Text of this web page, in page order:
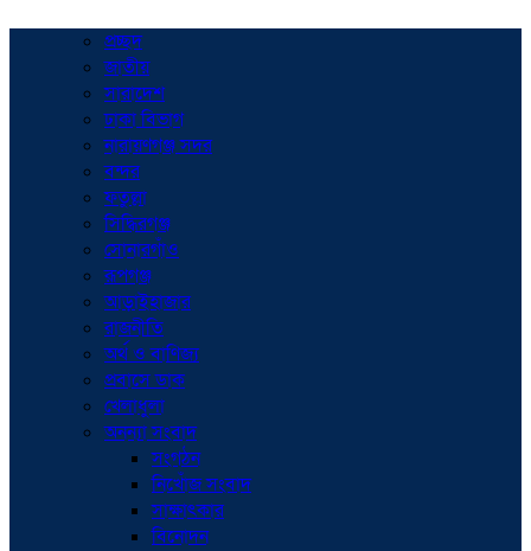
প্রচ্ছদ
জাতীয়
সারাদেশ
ঢাকা বিভাগ
নারায়ণগঞ্জ সদর
বন্দর
ফতুল্লা
সিদ্ধিরগঞ্জ
সোনারগাঁও
রূপগঞ্জ
আড়াইহাজার
রাজনীতি
অর্থ ও বাণিজ্য
প্রবাসে ডাক
খেলাধুলা
অনন্যা সংবাদ
সংগঠন
নিখোঁজ সংবাদ
সাক্ষাৎকার
বিনোদন